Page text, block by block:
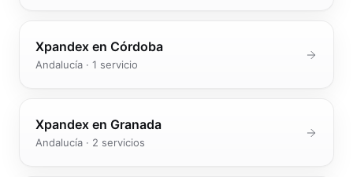
Xpandex en Córdoba
Andalucía · 1 servicio
Xpandex en Granada
Andalucía · 2 servicios